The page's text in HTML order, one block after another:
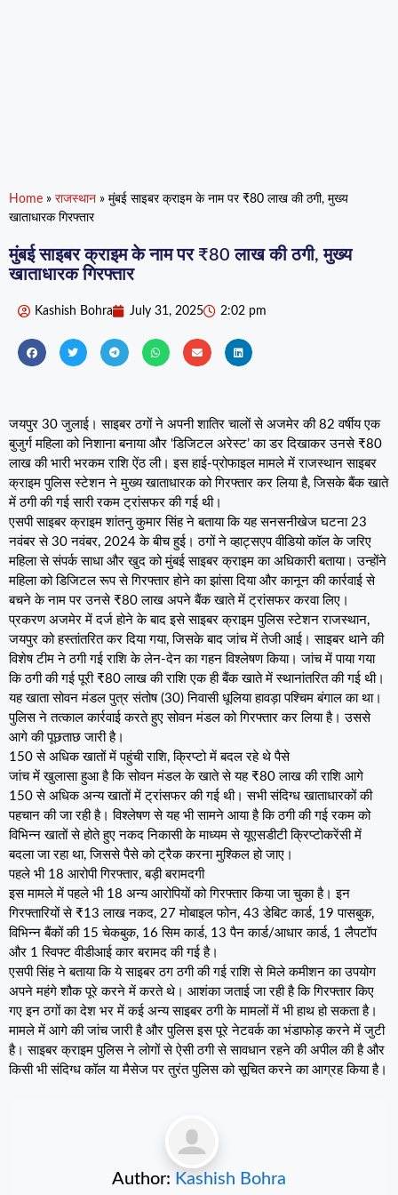
Home » राजस्थान » मुंबई साइबर क्राइम के नाम पर ₹80 लाख की ठगी, मुख्य
खाताधारक गिरफ्तार
मुंबई साइबर क्राइम के नाम पर ₹80 लाख की ठगी, मुख्य
खाताधारक गिरफ्तार
Kashish Bohra July 31, 2025 2:02 pm
जयपुर 30 जुलाई। साइबर ठगों ने अपनी शातिर चालों से अजमेर की 82 वर्षीय एक
बुजुर्ग महिला को निशाना बनाया और ‘डिजिटल अरेस्ट’ का डर दिखाकर उनसे ₹80
लाख की भारी भरकम राशि ऐंठ ली। इस हाई-प्रोफाइल मामले में राजस्थान साइबर
क्राइम पुलिस स्टेशन ने मुख्य खाताधारक को गिरफ्तार कर लिया है, जिसके बैंक खाते
में ठगी की गई सारी रकम ट्रांसफर की गई थी।
एसपी साइबर क्राइम शांतनु कुमार सिंह ने बताया कि यह सनसनीखेज घटना 23
नवंबर से 30 नवंबर, 2024 के बीच हुई। ठगों ने व्हाट्सएप वीडियो कॉल के जरिए
महिला से संपर्क साधा और खुद को मुंबई साइबर क्राइम का अधिकारी बताया। उन्होंने
महिला को डिजिटल रूप से गिरफ्तार होने का झांसा दिया और कानून की कार्रवाई से
बचने के नाम पर उनसे ₹80 लाख अपने बैंक खाते में ट्रांसफर करवा लिए।
प्रकरण अजमेर में दर्ज होने के बाद इसे साइबर क्राइम पुलिस स्टेशन राजस्थान,
जयपुर को हस्तांतरित कर दिया गया, जिसके बाद जांच में तेजी आई। साइबर थाने की
विशेष टीम ने ठगी गई राशि के लेन-देन का गहन विश्लेषण किया। जांच में पाया गया
कि ठगी की गई पूरी ₹80 लाख की राशि एक ही बैंक खाते में स्थानांतरित की गई थी।
यह खाता सोवन मंडल पुत्र संतोष (30) निवासी धूलिया हावड़ा पश्चिम बंगाल का था।
पुलिस ने तत्काल कार्रवाई करते हुए सोवन मंडल को गिरफ्तार कर लिया है। उससे
आगे की पूछताछ जारी है।
150 से अधिक खातों में पहुंची राशि, क्रिप्टो में बदल रहे थे पैसे
जांच में खुलासा हुआ है कि सोवन मंडल के खाते से यह ₹80 लाख की राशि आगे
150 से अधिक अन्य खातों में ट्रांसफर की गई थी। सभी संदिग्ध खाताधारकों की
पहचान की जा रही है। विश्लेषण से यह भी सामने आया है कि ठगी की गई रकम को
विभिन्न खातों से होते हुए नकद निकासी के माध्यम से यूएसडीटी क्रिप्टोकरेंसी में
बदला जा रहा था, जिससे पैसे को ट्रैक करना मुश्किल हो जाए।
पहले भी 18 आरोपी गिरफ्तार, बड़ी बरामदगी
इस मामले में पहले भी 18 अन्य आरोपियों को गिरफ्तार किया जा चुका है। इन
गिरफ्तारियों से ₹13 लाख नकद, 27 मोबाइल फोन, 43 डेबिट कार्ड, 19 पासबुक,
विभिन्न बैंकों की 15 चेकबुक, 16 सिम कार्ड, 13 पैन कार्ड/आधार कार्ड, 1 लैपटॉप
और 1 स्विफ्ट वीडीआई कार बरामद की गई है।
एसपी सिंह ने बताया कि ये साइबर ठग ठगी की गई राशि से मिले कमीशन का उपयोग
अपने महंगे शौक पूरे करने में करते थे। आशंका जताई जा रही है कि गिरफ्तार किए
गए इन ठगों का देश भर में कई अन्य साइबर ठगी के मामलों में भी हाथ हो सकता है।
मामले में आगे की जांच जारी है और पुलिस इस पूरे नेटवर्क का भंडाफोड़ करने में जुटी
है। साइबर क्राइम पुलिस ने लोगों से ऐसी ठगी से सावधान रहने की अपील की है और
किसी भी संदिग्ध कॉल या मैसेज पर तुरंत पुलिस को सूचित करने का आग्रह किया है।
Author: Kashish Bohra